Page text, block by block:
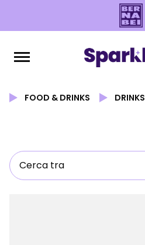
FOOD & DRINKS DRINKS